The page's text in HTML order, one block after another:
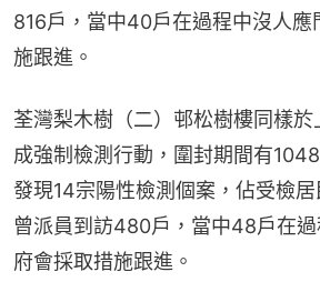
816戶，當中40戶在過程中沒人應
施跟進。
荃灣梨木樹（二）邨松樹樓同樣
成強制檢測行動，圍封期間有
發現14宗陽性檢測個案，佔受檢
曾派員到訪480戶，當中48戶在
府會採取措施跟進。